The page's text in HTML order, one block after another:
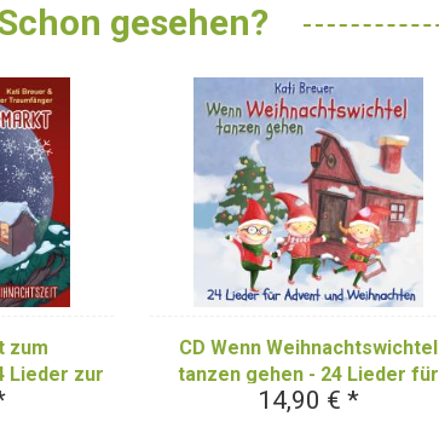
gesehen?
zum
Lieder zur
CD Wenn Weihnachtswichtel
tanzen gehen - 24 Lieder für
Advent und Weihnachten
14,90 € *